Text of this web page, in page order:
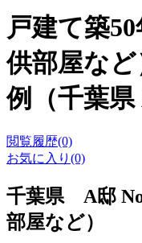
戸建て築
供部屋な
例（千葉県
閲覧履歴(0)
お気に入り(0)
千葉県 A邸
部屋など）